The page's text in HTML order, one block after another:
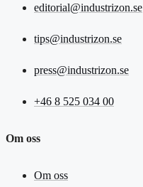
editorial@industrizon.se
tips@industrizon.se
press@industrizon.se
+46 8 525 034 00
Om oss
Om oss